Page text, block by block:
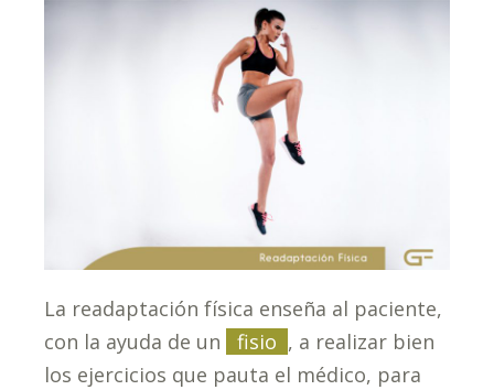
La readaptación física enseña al paciente,
con la ayuda de un
fisio , a realizar bien
los ejercicios que pauta el médico, para